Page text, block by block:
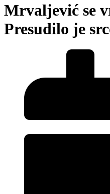
Mrvaljević se
Presudilo je